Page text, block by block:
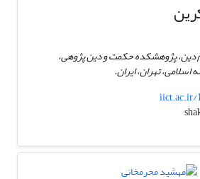
دین، پژوهشکده حکمت و دین پژوهی،
تهران، ایران.
iict.ac.ir/